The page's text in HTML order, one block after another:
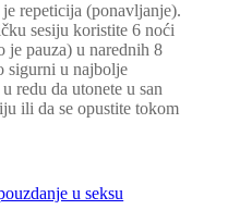
repeticija (ponavljanje).
sesiju koristite 6 noći
je pauza) u narednih 8
sigurni u najbolje
redu da utonete u san
ili da se opustite tokom